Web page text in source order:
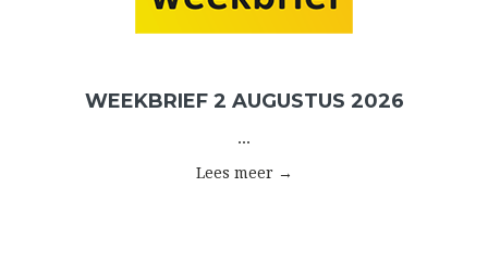
WEEKBRIEF 2 AUGUSTUS 2026
...
Lees meer →